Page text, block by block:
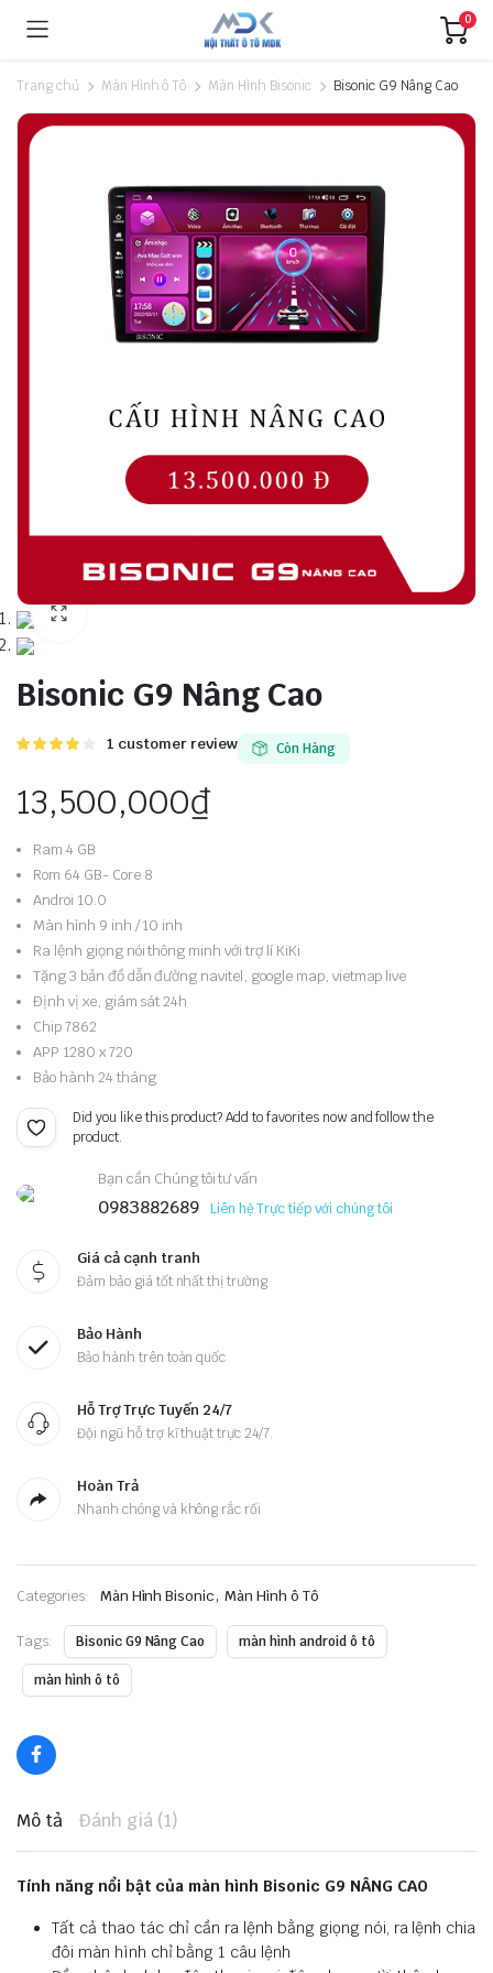
0
Trang chủ Màn Hình ô Tô Màn Hình Bisonic Bisonic G9 Nâng Cao
Bisonic G9 Nâng Cao
4.00
đánh giá
1 customer review Còn Hàng
13,500,000₫
Ram 4 GB
Rom 64 GB- Core 8
Androi 10.0
Màn hình 9 inh / 10 inh
Ra lệnh giọng nói thông minh với trợ lí KiKi
Tặng 3 bản đồ dẫn đường navitel, google map, vietmap live
Định vị xe, giám sát 24h
Chip 7862
APP 1280 x 720
Bảo hành 24 tháng
Did you like this product? Add to favorites now and follow the
product.
Bạn cần Chúng tôi tư vấn
0983882689 Liên hệ Trực tiếp với chúng tôi
Giá cả cạnh tranh
Đảm bảo giá tốt nhất thị trường
Bảo Hành
Bảo hành trên toàn quốc
Hỗ Trợ Trực Tuyến 24/7
Đội ngũ hỗ trợ kĩ thuật trực 24/7.
Hoàn Trả
Nhanh chóng và không rắc rối
Categories: Màn Hình Bisonic,Màn Hình ô Tô
Tags: Bisonic G9 Nâng Cao màn hình android ô tô
màn hình ô tô
Mô tả Đánh giá (1)
Tính năng nổi bật của màn hình Bisonic G9 NÂNG CAO
Tất cả thao tác chỉ cần ra lệnh bằng giọng nói, ra lệnh chia
đôi màn hình chỉ bằng 1 câu lệnh